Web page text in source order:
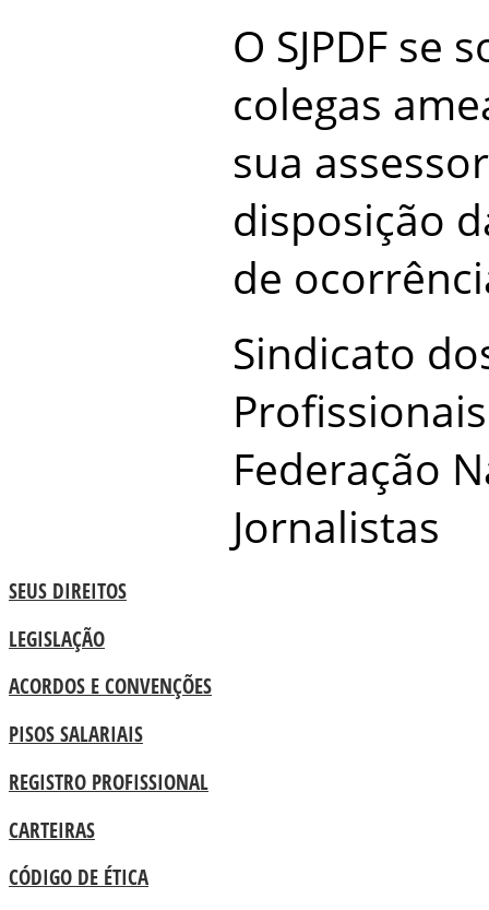
O SJPDF se
colegas
sua
disposição
de
Sindicato
Federação
Jornalistas
SEUS DIREITOS
LEGISLAÇÃO
ACORDOS E CONVENÇÕES
PISOS SALARIAIS
REGISTRO PROFISSIONAL
CARTEIRAS
CÓDIGO DE ÉTICA